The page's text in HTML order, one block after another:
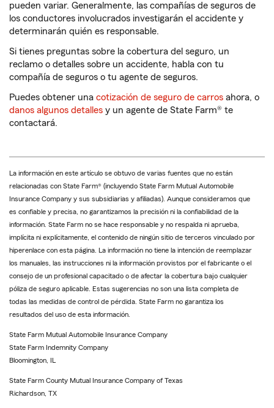
pueden variar. Generalmente, las compañías de seguros de
los conductores involucrados investigarán el accidente y
determinarán quién es responsable.
Si tienes preguntas sobre la cobertura del seguro, un
reclamo o detalles sobre un accidente, habla con tu
compañía de seguros o tu agente de seguros.
Puedes obtener una cotización de seguro de carros ahora, o
danos algunos detalles y un agente de State Farm® te
contactará.
La información en este artículo se obtuvo de varias fuentes que no están
relacionadas con State Farm® (incluyendo State Farm Mutual Automobile
Insurance Company y sus subsidiarias y afiliadas). Aunque consideramos que
es confiable y precisa, no garantizamos la precisión ni la confiabilidad de la
información. State Farm no se hace responsable y no respalda ni aprueba,
implícita ni explícitamente, el contenido de ningún sitio de terceros vinculado por
hiperenlace con esta página. La información no tiene la intención de reemplazar
los manuales, las instrucciones ni la información provistos por el fabricante o el
consejo de un profesional capacitado o de afectar la cobertura bajo cualquier
póliza de seguro aplicable. Estas sugerencias no son una lista completa de
todas las medidas de control de pérdida. State Farm no garantiza los
resultados del uso de esta información.
State Farm Mutual Automobile Insurance Company
State Farm Indemnity Company
Bloomington, IL
State Farm County Mutual Insurance Company of Texas
Richardson, TX